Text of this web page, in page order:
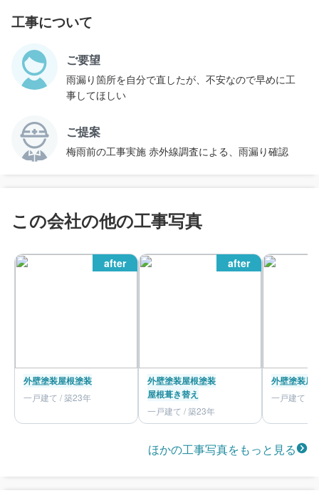
工事について
ご要望
雨漏り箇所を自分で直したが、不安なので早めに工
事してほしい
ご提案
梅雨前の工事実施 赤外線調査による、雨漏り確認
この会社の他の工事写真
after
外壁塗装屋根塗装
一戸建て / 築23年
after
外壁塗装屋根塗装
屋根葺き替え
一戸建て / 築23年
外壁塗装屋
一戸建て /
ほかの工事写真をもっと見る